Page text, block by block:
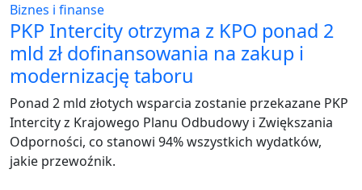
Biznes i finanse
PKP Intercity otrzyma z KPO ponad 2
mld zł dofinansowania na zakup i
modernizację taboru
Ponad 2 mld złotych wsparcia zostanie przekazane PKP
Intercity z Krajowego Planu Odbudowy i Zwiększania
Odporności, co stanowi 94% wszystkich wydatków,
jakie przewoźnik.